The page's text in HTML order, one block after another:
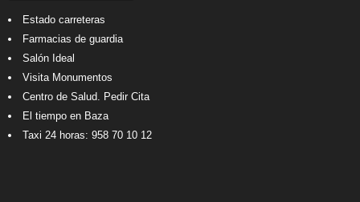
Estado carreteras
Farmacias de guardia
Salón Ideal
Visita Monumentos
Centro de Salud. Pedir Cita
El tiempo en Baza
Taxi 24 horas: 958 70 10 12